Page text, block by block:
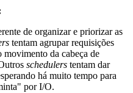
de organizar e priorizar as
tentam agrupar requisições
da cabeça de
schedulers tentam dar
há muito tempo para
por I/O.